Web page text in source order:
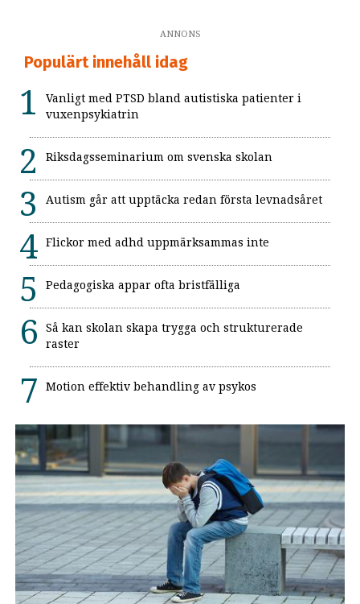
ANNONS
Populärt innehåll idag
Vanligt med PTSD bland autistiska patienter i
vuxenpsykiatrin
Riksdagsseminarium om svenska skolan
Autism går att upptäcka redan första levnadsåret
Flickor med adhd uppmärksammas inte
Pedagogiska appar ofta bristfälliga
Så kan skolan skapa trygga och strukturerade
raster
Motion effektiv behandling av psykos